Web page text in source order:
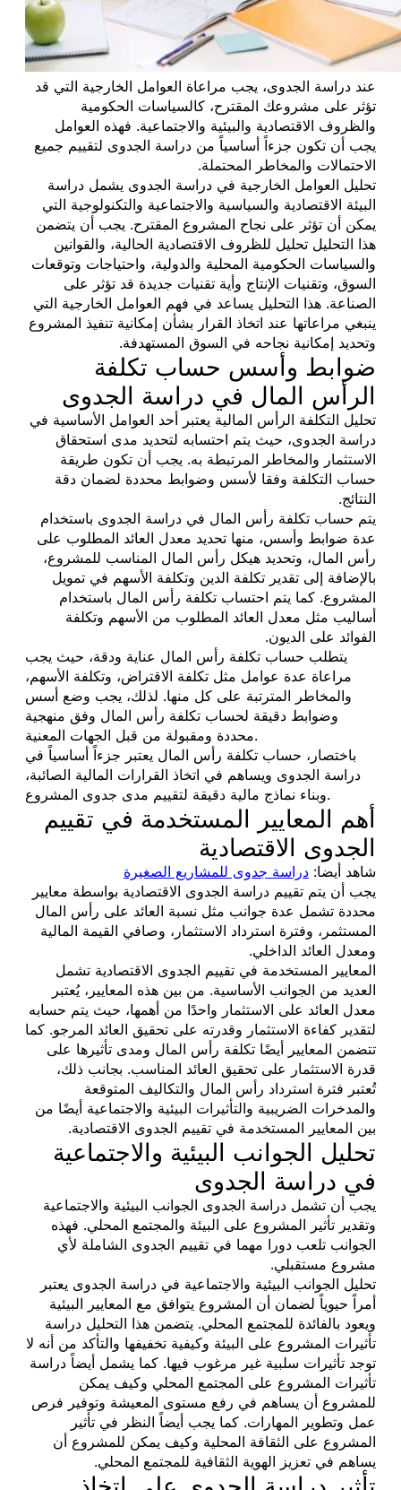
عند دراسة الجدوى، يجب مراعاة العوامل الخارجية التي قد
تؤثر على مشروعك المقترح، كالسياسات الحكومية
والظروف الاقتصادية والبيئية والاجتماعية. فهذه العوامل
يجب أن تكون جزءاً أساسياً من دراسة الجدوى لتقييم جميع
الاحتمالات والمخاطر المحتملة.
تحليل العوامل الخارجية في دراسة الجدوى يشمل دراسة
البيئة الاقتصادية والسياسية والاجتماعية والتكنولوجية التي
يمكن أن تؤثر على نجاح المشروع المقترح. يجب أن يتضمن
هذا التحليل تحليل للظروف الاقتصادية الحالية، والقوانين
والسياسات الحكومية المحلية والدولية، واحتياجات وتوقعات
السوق، وتقنيات الإنتاج وأية تقنيات جديدة قد تؤثر على
الصناعة. هذا التحليل يساعد في فهم العوامل الخارجية التي
ينبغي مراعاتها عند اتخاذ القرار بشأن إمكانية تنفيذ المشروع
وتحديد إمكانية نجاحه في السوق المستهدفة.
ضوابط وأسس حساب تكلفة
الرأس المال في دراسة الجدوى
تحليل التكلفة الرأس المالية يعتبر أحد العوامل الأساسية في
دراسة الجدوى، حيث يتم احتسابه لتحديد مدى استحقاق
الاستثمار والمخاطر المرتبطة به. يجب أن تكون طريقة
حساب التكلفة وفقا لأسس وضوابط محددة لضمان دقة
النتائج.
يتم حساب تكلفة رأس المال في دراسة الجدوى باستخدام
عدة ضوابط وأسس، منها تحديد معدل العائد المطلوب على
رأس المال، وتحديد هيكل رأس المال المناسب للمشروع،
بالإضافة إلى تقدير تكلفة الدين وتكلفة الأسهم في تمويل
المشروع. كما يتم احتساب تكلفة رأس المال باستخدام
أساليب مثل معدل العائد المطلوب من الأسهم وتكلفة
الفوائد على الديون.
يتطلب حساب تكلفة رأس المال عناية ودقة، حيث يجب
مراعاة عدة عوامل مثل تكلفة الاقتراض، وتكلفة الأسهم،
والمخاطر المترتبة على كل منها. لذلك، يجب وضع أسس
وضوابط دقيقة لحساب تكلفة رأس المال وفق منهجية
محددة ومقبولة من قبل الجهات المعنية.
باختصار، حساب تكلفة رأس المال يعتبر جزءاً أساسياً في
دراسة الجدوى ويساهم في اتخاذ القرارات المالية الصائبة،
وبناء نماذج مالية دقيقة لتقييم مدى جدوى المشروع.
أهم المعايير المستخدمة في تقييم
الجدوى الاقتصادية
شاهد أيضا: دراسة جدوى للمشاريع الصغيرة
يجب أن يتم تقييم دراسة الجدوى الاقتصادية بواسطة معايير
محددة تشمل عدة جوانب مثل نسبة العائد على رأس المال
المستثمر، وفترة استرداد الاستثمار، وصافي القيمة المالية
ومعدل العائد الداخلي.
المعايير المستخدمة في تقييم الجدوى الاقتصادية تشمل
العديد من الجوانب الأساسية. من بين هذه المعايير، يُعتبر
معدل العائد على الاستثمار واحدًا من أهمها، حيث يتم حسابه
لتقدير كفاءة الاستثمار وقدرته على تحقيق العائد المرجو. كما
تتضمن المعايير أيضًا تكلفة رأس المال ومدى تأثيرها على
قدرة الاستثمار على تحقيق العائد المناسب. بجانب ذلك،
تُعتبر فترة استرداد رأس المال والتكاليف المتوقعة
والمدخرات الضريبية والتأثيرات البيئية والاجتماعية أيضًا من
بين المعايير المستخدمة في تقييم الجدوى الاقتصادية.
تحليل الجوانب البيئية والاجتماعية
في دراسة الجدوى
يجب أن تشمل دراسة الجدوى الجوانب البيئية والاجتماعية
وتقدير تأثير المشروع على البيئة والمجتمع المحلي. فهذه
الجوانب تلعب دورا مهما في تقييم الجدوى الشاملة لأي
مشروع مستقبلي.
تحليل الجوانب البيئية والاجتماعية في دراسة الجدوى يعتبر
أمراً حيوياً لضمان أن المشروع يتوافق مع المعايير البيئية
ويعود بالفائدة للمجتمع المحلي. يتضمن هذا التحليل دراسة
تأثيرات المشروع على البيئة وكيفية تخفيفها والتأكد من أنه لا
توجد تأثيرات سلبية غير مرغوب فيها. كما يشمل أيضاً دراسة
تأثيرات المشروع على المجتمع المحلي وكيف يمكن
للمشروع أن يساهم في رفع مستوى المعيشة وتوفير فرص
عمل وتطوير المهارات. كما يجب أيضاً النظر في تأثير
المشروع على الثقافة المحلية وكيف يمكن للمشروع أن
يساهم في تعزيز الهوية الثقافية للمجتمع المحلي.